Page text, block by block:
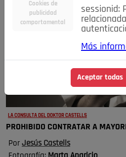
LA CONSULTA DEL DOKTOR CASTELLS
PROHIBIDO CONTRATAR A
Por Jesús Castells
Cookies de
publicidad
comportamental
sessionid:
Más
Aceptar todas